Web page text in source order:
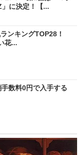
」に決定！【...
ランキングTOP28！
花...
数料0円で入手する